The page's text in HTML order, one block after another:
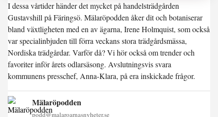
I dessa vårtider händer det mycket på handelsträdgården
Gustavshill på Färingsö. Mälaröpodden åker dit och botaniserar
bland växtligheten med en av ägarna, Irene Holmquist, som också
var specialinbjuden till förra veckans stora trädgårdsmässa,
Nordiska trädgårdar. Varför då? Vi hör också om trender och
favoriter inför årets odlarsäsong. Avslutningsvis svara
kommunens presschef, Anna-Klara, på era inskickade frågor.
Mälaröpodden
podd@malaroarnasnyheter.se